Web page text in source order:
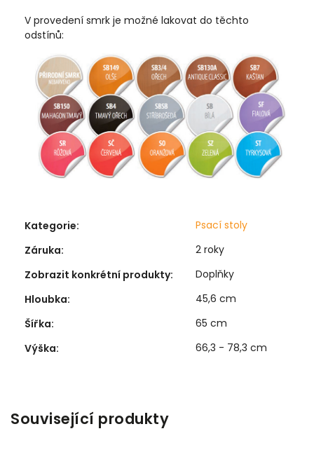
V provedení smrk je možné lakovat do těchto
odstínů:
Kategorie:
Psací stoly
Záruka:
2 roky
Zobrazit konkrétní produkty:
Doplňky
Hloubka:
45,6 cm
Šířka:
65 cm
Výška: 66,3 - 78,3 cm
Související produkty